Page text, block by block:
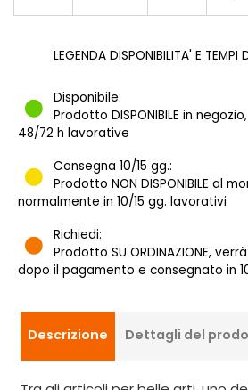
LEGENDA DISPONIBILITA' E TEMPI
Disponibile:
Prodotto DISPONIBILE in
48/72 h lavorative
Consegna 10/15 gg.:
Prodotto NON DISPONIBILE al
normalmente in 10/15 gg. lavorativi
Richiedi:
Prodotto SU ORDINAZIONE,
dopo il pagamento e consegnato in
Descrizione Dettagli del